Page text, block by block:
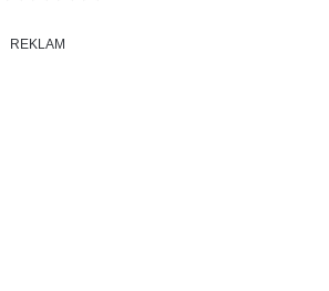
REKLAM